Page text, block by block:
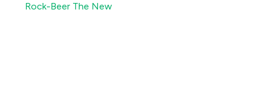
Rock-Beer The New